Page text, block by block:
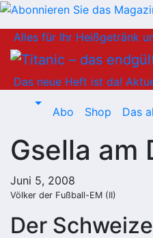
Inhalt
springen
Alles für Ihr Heißgetränk
Das neue Heft ist da!
Abo Shop Das
Gsella am
Juni 5, 2008
Völker der Fußball-EM (II)
Der